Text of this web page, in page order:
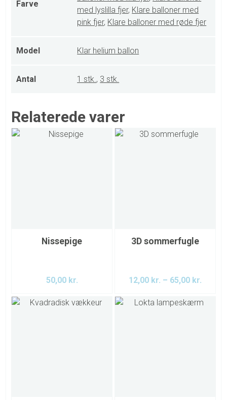
Farve
med lyslilla fjer, Klare balloner med
pink fjer, Klare balloner med røde fjer
Model Klar helium ballon
Antal 1 stk., 3 stk.
Relaterede varer
Nissepige
50,00 kr.
3D sommerfugle
12,00 kr. – 65,00 kr.